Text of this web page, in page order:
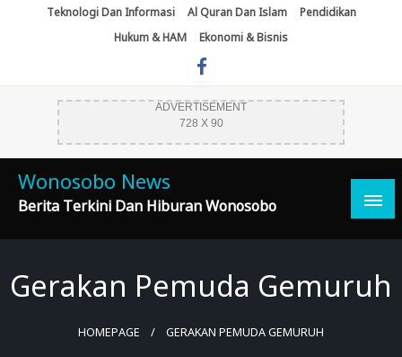
Teknologi Dan Informasi Al Quran Dan Islam
Pendidikan
Hukum & HAM
Ekonomi & Bisnis
ADVERTISEMENT
728 X 90
Wonosobo News
Berita Terkini Dan Hiburan Wonosobo
Gerakan Pemuda Gemuruh
HOMEPAGE GERAKAN PEMUDA GEMURUH